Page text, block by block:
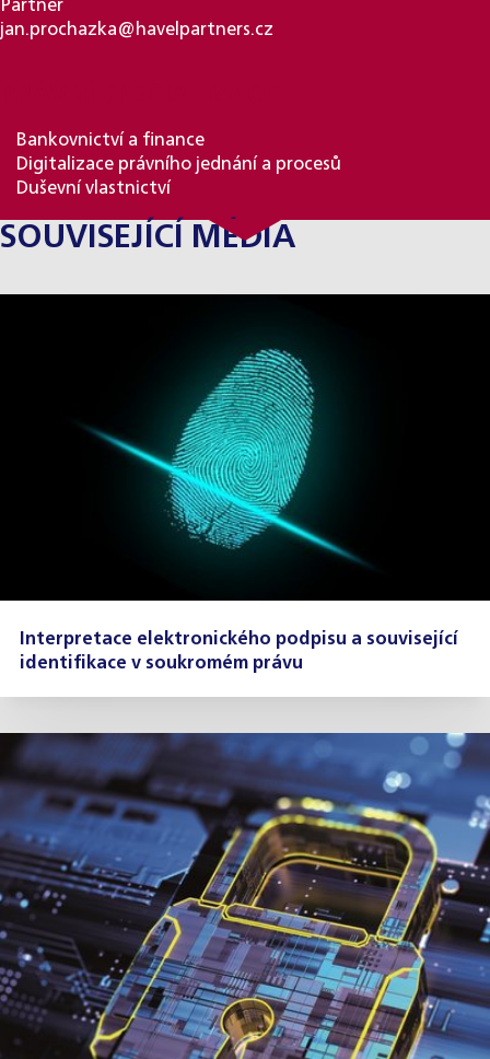
Partner
jan.prochazka@havelpartners.cz
Bankovnictví a finance
Digitalizace právního jednání a procesů
Duševní vlastnictví
SOUVISEJÍCÍ MÉDIA
Interpretace elektronického podpisu a související
identifikace v soukromém právu